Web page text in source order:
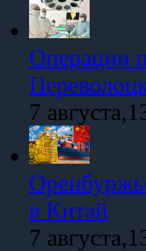
Операции
7
в Китай
7